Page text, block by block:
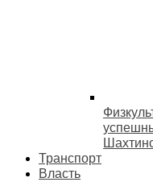
Транспорт
Власть